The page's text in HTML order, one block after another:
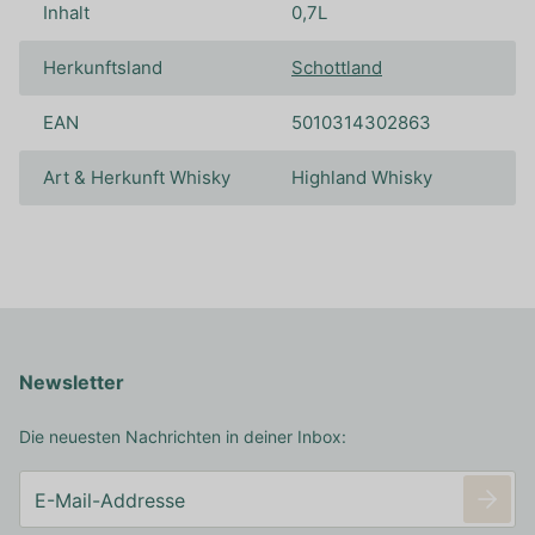
Inhalt 0,7L
Herkunftsland Schottland
EAN 5010314302863
Art & Herkunft Whisky Highland Whisky
Newsletter
Die neuesten Nachrichten in deiner Inbox: